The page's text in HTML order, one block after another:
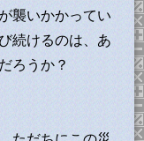
襲いかかってい
続けるのは、あ
ろうか？